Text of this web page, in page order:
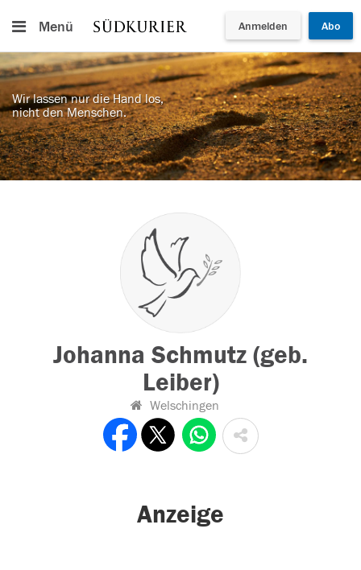
Menü Anmelden Abo
Wir lassen nur die Hand los,
nicht den Menschen.
Johanna Schmutz (geb.
Leiber)
Welschingen
Anzeige